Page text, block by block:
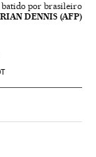
batido por brasileiro
DENNIS (AFP)